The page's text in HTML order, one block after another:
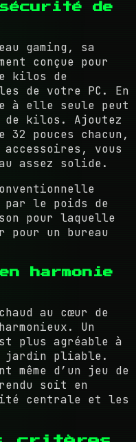
de
gaming, sa
conçue pour
kilos de
de votre PC. En
à elle seule peut
de kilos. Ajoutez
pouces chacun,
vous
assez solide.
le poids de
pour laquelle
un bureau
harmonie
au cœur de
Un
plus agréable à
jardin pliable.
même d’un jeu de
soit en
centrale et les